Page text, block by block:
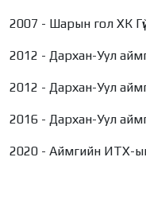
2007 - Шарын гол ХК
2012 - Дархан-Уул
2012 - Дархан-Уул
2016 - Дархан-Уул
2020 - Аймгийн ИТХ-